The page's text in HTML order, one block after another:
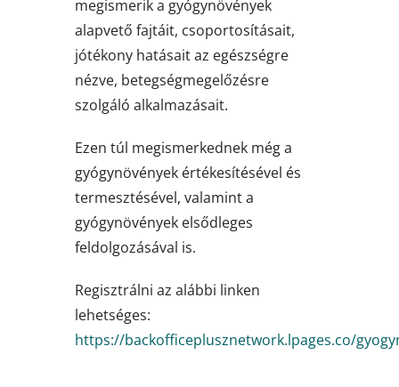
megismerik a gyógynövények
alapvető fajtáit, csoportosításait,
jótékony hatásait az egészségre
nézve, betegségmegelőzésre
szolgáló alkalmazásait.
Ezen túl megismerkednek még a
gyógynövények értékesítésével és
termesztésével, valamint a
gyógynövények elsődleges
feldolgozásával is.
Regisztrálni az alábbi linken
lehetséges:
https://backofficeplusznetwork.lpages.co/